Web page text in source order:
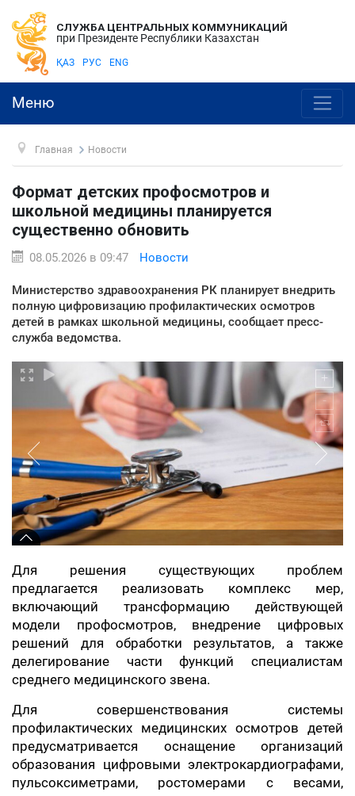
СЛУЖБА ЦЕНТРАЛЬНЫХ КОММУНИКАЦИЙ
при Президенте Республики Казахстан
ҚАЗ РУС ENG
Меню
Главная Новости
Формат детских профосмотров и
школьной медицины планируется
существенно обновить
08.05.2026 в 09:47 Новости
Министерство здравоохранения РК планирует внедрить
полную цифровизацию профилактических осмотров
детей в рамках школьной медицины, сообщает пресс-
служба ведомства.
Для решения существующих проблем
предлагается реализовать комплекс мер,
включающий трансформацию действующей
модели профосмотров, внедрение цифровых
решений для обработки результатов, а также
делегирование части функций специалистам
среднего медицинского звена.
Для совершенствования системы
профилактических медицинских осмотров детей
предусматривается оснащение организаций
образования цифровыми электрокардиографами,
пульсоксиметрами, ростомерами с весами,